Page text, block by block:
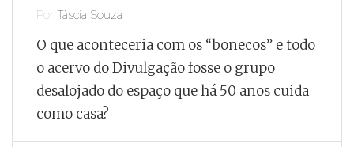
Por Táscia Souza
O que aconteceria com os “bonecos” e todo
o acervo do Divulgação fosse o grupo
desalojado do espaço que há 50 anos cuida
como casa?